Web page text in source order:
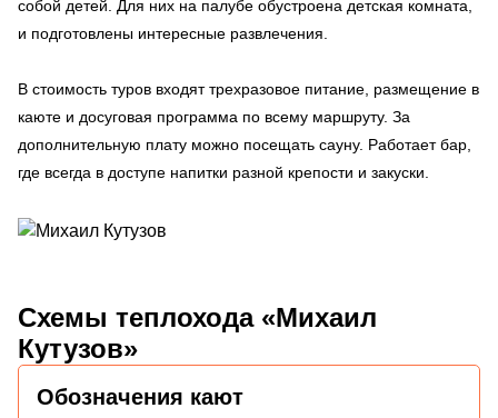
собой детей. Для них на палубе обустроена детская комната,
и подготовлены интересные развлечения.
В стоимость туров входят трехразовое питание, размещение в
каюте и досуговая программа по всему маршруту. За
дополнительную плату можно посещать сауну. Работает бар,
где всегда в доступе напитки разной крепости и закуски.
Схемы теплохода «Михаил
Кутузов»
Обозначения кают